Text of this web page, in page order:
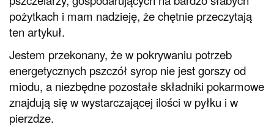
pożytkach i mam nadzieję, że chętnie przeczytają
ten artykuł.
Jestem przekonany, że w pokrywaniu potrzeb
energetycznych pszczół syrop nie jest gorszy od
miodu, a niezbędne pozostałe składniki pokarmowe
znajdują się w wystarczającej ilości w pyłku i w
pierzdze.